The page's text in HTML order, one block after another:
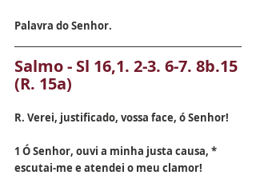
Palavra do Senhor.
Salmo - Sl 16,1. 2-3. 6-7. 8b.15
(R. 15a)
R. Verei, justificado, vossa face, ó Senhor!
1 Ó Senhor, ouvi a minha justa causa, *
escutai-me e atendei o meu clamor!